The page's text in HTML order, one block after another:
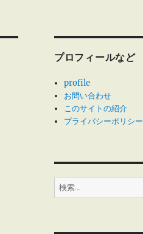
プロフィールなど
profile
お問い合わせ
このサイトの紹介
プライバシーポリシー
検
索: